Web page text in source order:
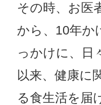
その時、お医
から、10年か
っかけに、日
以来、健康に
る食生活を届